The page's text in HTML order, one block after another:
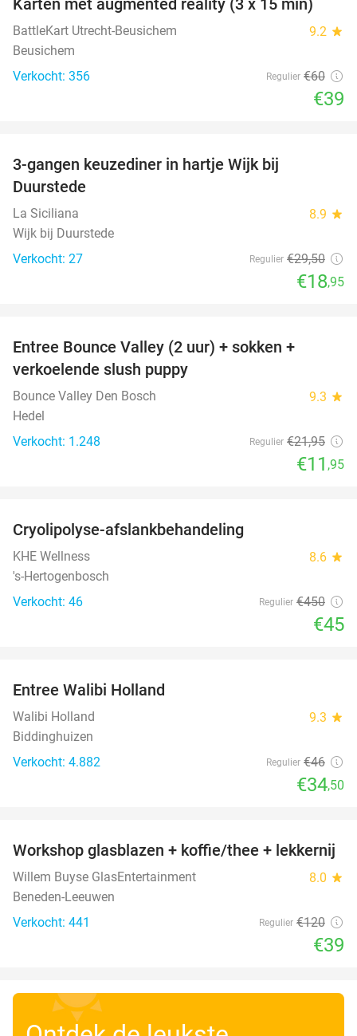
35%
BattleKart Utrecht-Beusichem 9.2 star
Beusichem
Verkocht: 356
Regulier €60
€39
3-gangen keuzediner in hartje Wijk bij
Duurstede
La Siciliana 8.9 star
Wijk bij Duurstede
Verkocht: 27
Regulier €29,50
€18,95
Entree Bounce Valley (2 uur) + sokken +
verkoelende slush puppy
Bounce Valley Den Bosch 9.3 star
Hedel
Verkocht: 1.248
Regulier €21,95
€11 ,95
Cryolipolyse-afslankbehandeling
KHE Wellness 8.6 star
's-Hertogenbosch
Verkocht: 46
Regulier €450
€45
Entree Walibi Holland
Walibi Holland 9.3 star
Biddinghuizen
Verkocht: 4.882
Regulier €46
€34,50
68%
Workshop glasblazen + koffie/thee + lekkernij
Willem Buyse GlasEntertainment 8.0 star
Beneden-Leeuwen
Verkocht: 441
Regulier €120
€39